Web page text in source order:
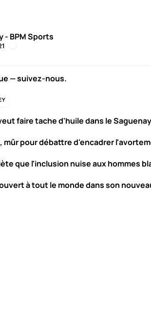
- BPM Sports
— suivez-nous.
faire tache d'huile dans le
mûr pour débattre d'encadrer
que l'inclusion nuise aux hommes
à tout le monde dans son